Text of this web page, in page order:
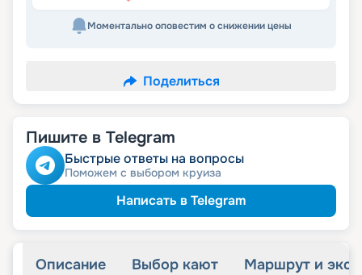
Моментально оповестим о снижении цены
Поделиться
Пишите в Telegram
Быстрые ответы на вопросы
Поможем с выбором круиза
Написать в Telegram
Описание Выбор кают Маршрут и